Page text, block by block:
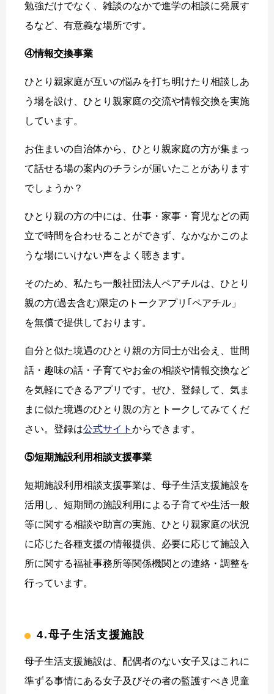
勉強だけでなく、雑談のなかで進学の相談に発展す
るなど、有意義な場所です。
④情報交換事業
ひとり親家庭が互いの悩みを打ち明けたり相談しあ
う場を設け、ひとり親家庭の交流や情報交換を実施
しています。
お住まいの自治体から、ひとり親家庭の方が集まっ
て話せる場の案内のチラシが届いたことがあります
でしょうか？
ひとり親の方の中には、仕事・家事・育児などの両
立で時間を合わせることができず、なかなかこのよ
うな場にいけない声をよく聴きます。
そのため、私たち一般社団法人ペアチルは、ひとり
親の方(過去含む)限定のトークアプリ｢ペアチル」
を無償で提供しております。
自分と似た境遇のひとり親の方同士が出会え、世間
話・趣味の話・子育てやお金の相談や情報交換など
を気軽にできるアプリです。ぜひ、登録して、気ま
まに似た境遇のひとり親の方とトークしてみてくだ
さい。登録は公式サイト からできます。
⑤短期施設利用相談支援事業
短期施設利用相談支援事業は、母子生活支援施設を
活用し、短期間の施設利用による子育てや生活一般
等に関する相談や助言の実施、ひとり親家庭の状況
に応じた各種支援の情報提供、必要に応じて施設入
所に関する福祉事務所等関係機関との連絡・調整を
行っています。
4.母子生活支援施設
母子生活支援施設は、配偶者のない女子又はこれに
準ずる事情にある女子及びその者の監護すべき児童